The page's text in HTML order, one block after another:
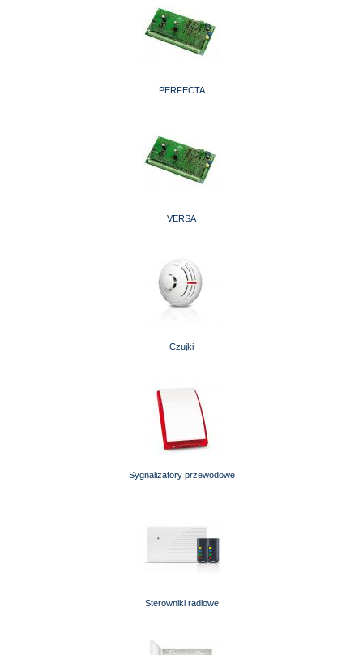
PERFECTA
VERSA
Czujki
Sygnalizatory przewodowe
Sterowniki radiowe